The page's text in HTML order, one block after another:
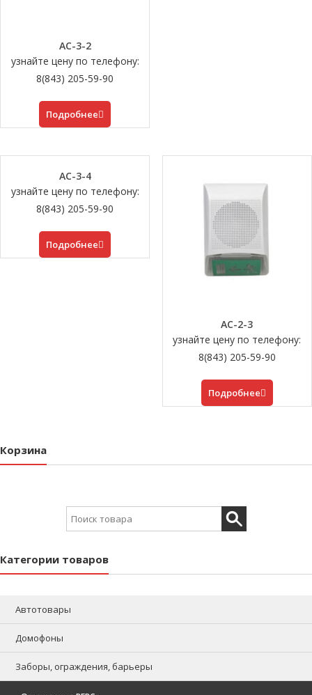
АС-3-2
узнайте цену по телефону:
8(843) 205-59-90
Подробнее
АС-3-4
узнайте цену по телефону:
8(843) 205-59-90
Подробнее
АС-2-3
узнайте цену по телефону:
8(843) 205-59-90
Подробнее
Корзина
Search for:
Категории товаров
Автотовары
Домофоны
Заборы, ограждения, барьеры